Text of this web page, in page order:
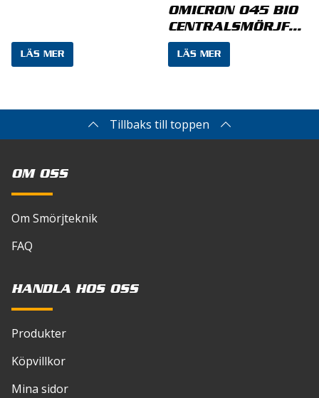
LÄS MER
OMICRON 045 BIO
CENTRALSMÖRJFETT
LÄS MER
Tillbaks till toppen
OM OSS
Om Smörjteknik
FAQ
HANDLA HOS OSS
Produkter
Köpvillkor
Mina sidor